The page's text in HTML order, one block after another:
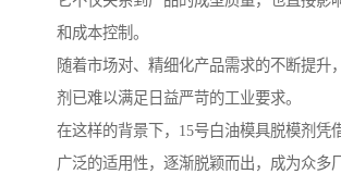
和成本控制。
随着市场对、精细化产品需求的不断提升
剂已难以满足日益严苛的工业要求。
在这样的背景下，15号白油模具脱模剂凭
广泛的适用性，逐渐脱颖而出，成为众多